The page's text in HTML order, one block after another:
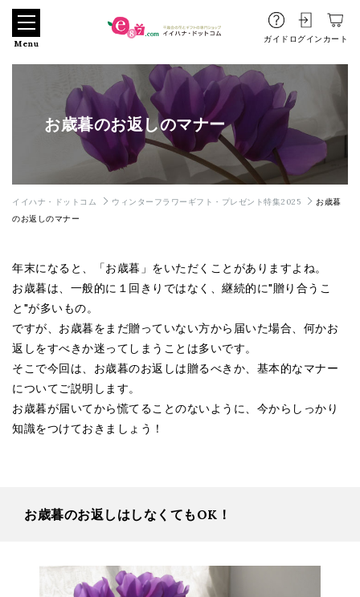
Menu ガイド ログイン カート
お歳暮のお返しのマナー
イイハナ・ドットコム ウィンターフラワーギフト・プレゼント特集2025
お歳暮
のお返しのマナー
年末になると、「お歳暮」をいただくことがありますよね。
お歳暮は、一般的に１回きりではなく、継続的に"贈り合うこ
と"が多いもの。
ですが、お歳暮をまだ贈っていない方から届いた場合、何かお
返しをすべきか迷ってしまうことは多いです。
そこで今回は、お歳暮のお返しは贈るべきか、基本的なマナー
についてご説明します。
お歳暮が届いてから慌てることのないように、今からしっかり
知識をつけておきましょう！
お歳暮のお返しはしなくてもOK！